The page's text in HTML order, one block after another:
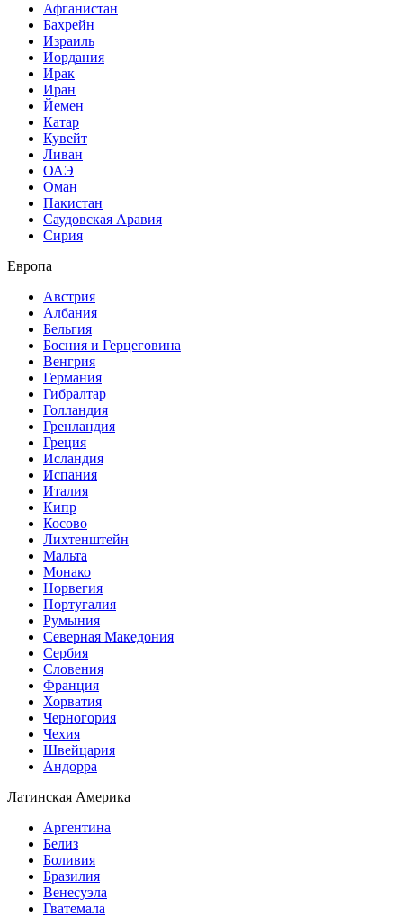
Афганистан
Бахрейн
Израиль
Иордания
Ирак
Иран
Йемен
Катар
Кувейт
Ливан
ОАЭ
Оман
Пакистан
Саудовская Аравия
Сирия
Европа
Австрия
Албания
Бельгия
Босния и Герцеговина
Венгрия
Германия
Гибралтар
Голландия
Гренландия
Греция
Исландия
Испания
Италия
Кипр
Косово
Лихтенштейн
Мальта
Монако
Норвегия
Португалия
Румыния
Северная Македония
Сербия
Словения
Франция
Хорватия
Черногория
Чехия
Швейцария
Андорра
Латинская Америка
Аргентина
Белиз
Боливия
Бразилия
Венесуэла
Гватемала